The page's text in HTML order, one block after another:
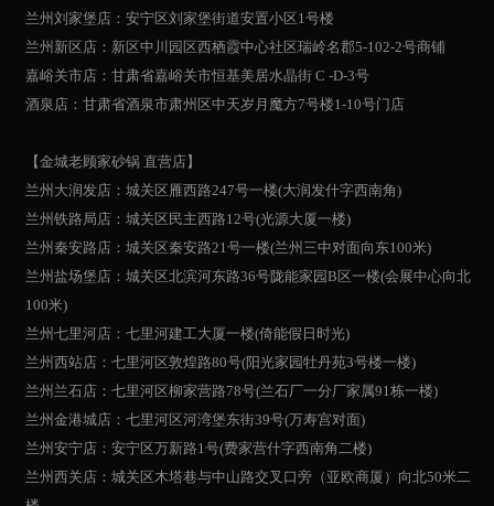
兰州刘家堡店：安宁区刘家堡街道安置小区1号楼
兰州新区店：新区中川园区西栖霞中心社区瑞岭名郡5-102-2号商铺
嘉峪关市店：甘肃省嘉峪关市恒基美居水晶街 C -D-3号
酒泉店：甘肃省酒泉市肃州区中天岁月魔方7号楼1-10号门店
【金城老顾家砂锅 直营店】
兰州大润发店：城关区雁西路247号一楼(大润发什字西南角)
兰州铁路局店：城关区民主西路12号(光源大厦一楼)
兰州秦安路店：城关区秦安路21号一楼(兰州三中对面向东100米)
兰州盐场堡店：城关区北滨河东路36号陇能家园B区一楼(会展中心向北
100米)
兰州七里河店：七里河建工大厦一楼(倚能假日时光)
兰州西站店：七里河区敦煌路80号(阳光家园牡丹苑3号楼一楼)
兰州兰石店：七里河区柳家营路78号(兰石厂一分厂家属91栋一楼)
兰州金港城店：七里河区河湾堡东街39号(万寿宫对面)
兰州安宁店：安宁区万新路1号(费家营什字西南角二楼)
兰州西关店：城关区木塔巷与中山路交叉口旁（亚欧商厦）向北50米二